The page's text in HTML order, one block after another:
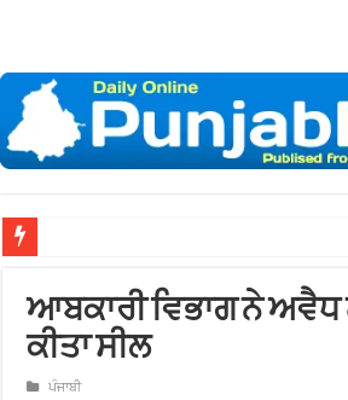
ਆਬਕਾਰੀ ਵਿਭਾਗ ਨੇ
ਕੀਤਾ ਸੀਲ
ਪੰਜਾਬੀ